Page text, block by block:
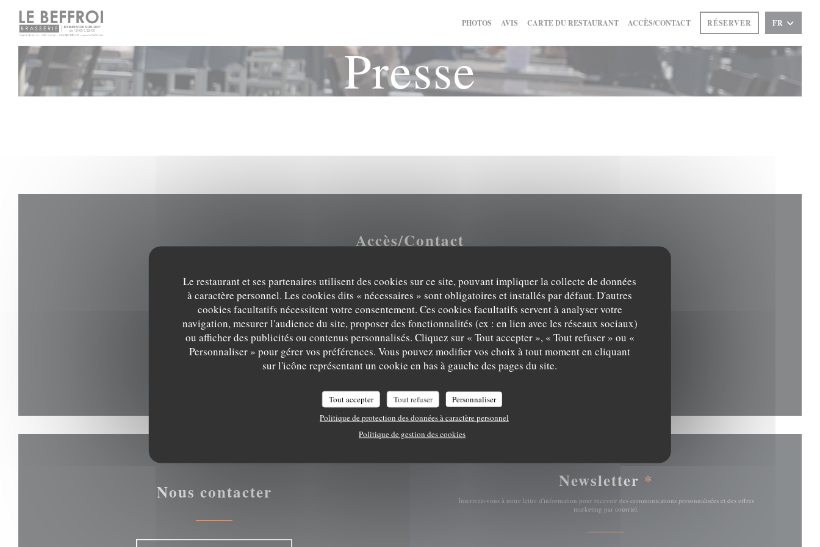
Personnalisation de vos choix en matière de cookies
Le restaurant et ses partenaires utilisent des cookies sur ce site, pouvant impliquer la collecte de données
à caractère personnel. Les cookies dits « nécessaires » sont obligatoires et installés par défaut. D'autres
cookies facultatifs nécessitent votre consentement. Ces cookies facultatifs servent à analyser votre
navigation, mesurer l'audience du site, proposer des fonctionnalités (ex : en lien avec les réseaux sociaux)
ou afficher des publicités ou contenus personnalisés. Cliquez sur « Tout accepter », « Tout refuser » ou «
Personnaliser » pour gérer vos préférences. Vous pouvez modifier vos choix à tout moment en cliquant
sur l'icône représentant un cookie en bas à gauche des pages du site.
Tout accepter Tout refuser
Personnaliser
Politique de protection des données à caractère personnel
Politique de gestion des cookies
PHOTOS AVIS CARTE DU RESTAURANT((OUVRE UNE NOUVELLE FENÊTRE))
ACCÈS/CONTACT RÉSERVER FR
Presse
Accès/Contact
Grand Place 15 7500 Tournai((ouvre une nouvelle fenêtre))
069 84 83 41
brasserielebeffroi@gmail.com
Nous contacter
Newsletter *
Inscrivez-vous à notre lettre d'information pour recevoir des communications personnalisées et des offres
marketing par courriel.